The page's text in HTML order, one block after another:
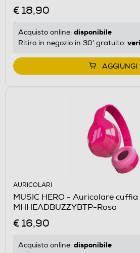
€ 18,90
Acquisto online: disponibile
Ritiro in negozio in 30' gratuito:
AGGIUNGI
AURICOLARI
MUSIC HERO - Auricolare
MHHEADBUZZYBTP-Rosa
€ 16,90
Acquisto online: disponibile